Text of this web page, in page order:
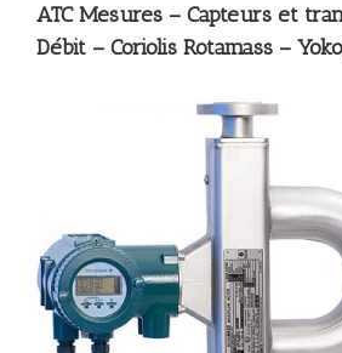
ATC Mesures – Capteurs et
Débit – Coriolis Rotamass –